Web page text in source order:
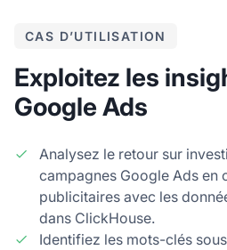
CAS D’UTILISATION
Exploitez les
Google Ads
Analysez le retour sur
campagnes Google Ads en
publicitaires avec les
dans ClickHouse.
Identifiez les mots-clés